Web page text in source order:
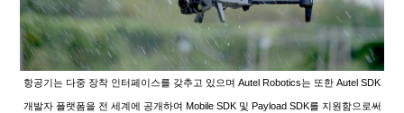
항공기는 다중 장착 인터페이스를 갖추고 있으며 Autel Robotics는 또한 Autel SDK
개발자 플랫폼을 전 세계에 공개하여 Mobile SDK 및 Payload SDK를 지원함으로써